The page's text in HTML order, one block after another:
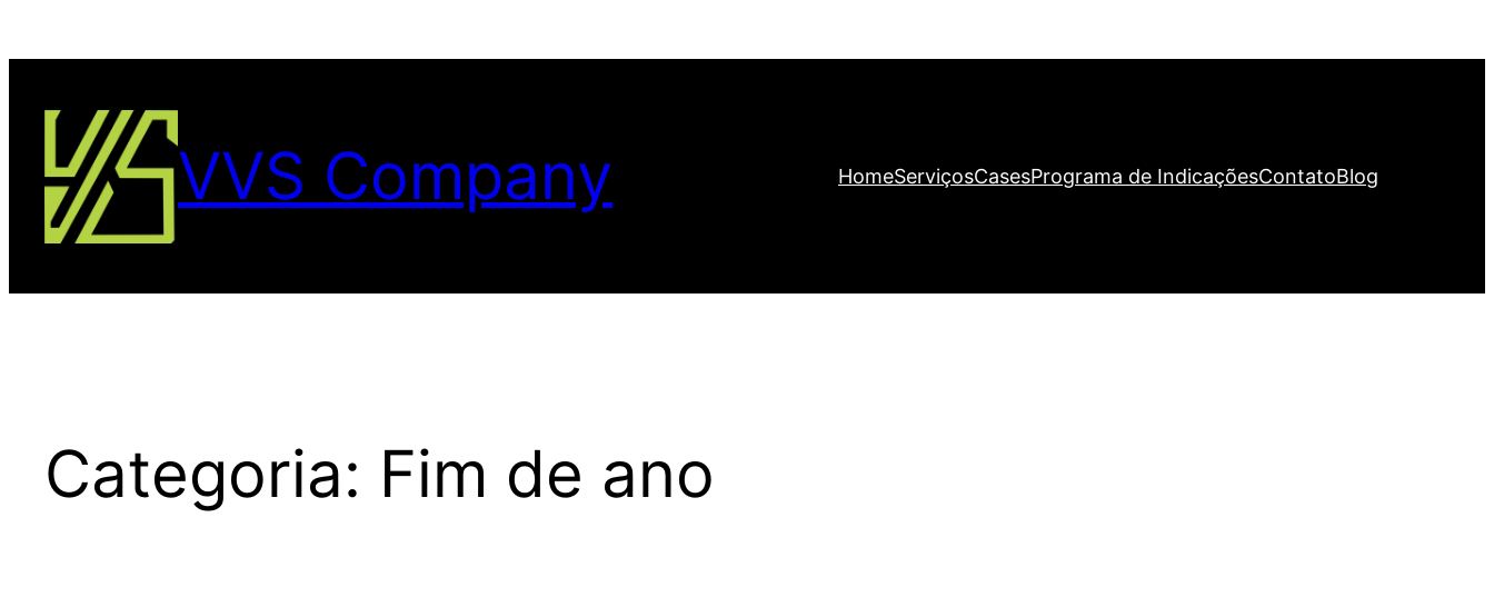
VVS Company HomeServiçosCasesPrograma de IndicaçõesContatoBlog
Categoria: Fim de ano